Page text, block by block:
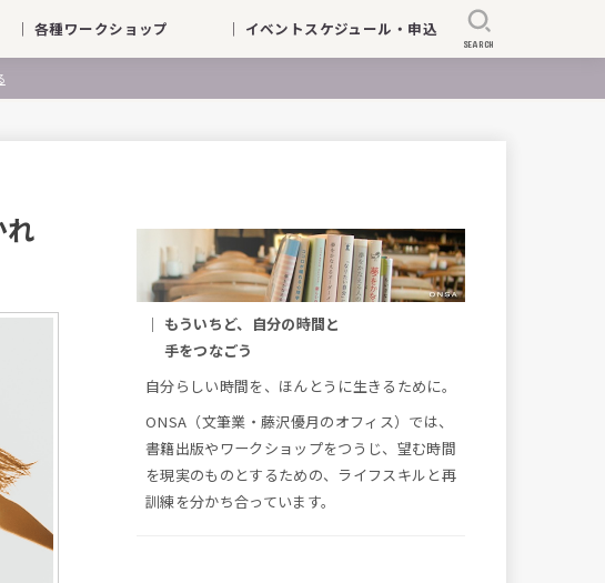
｜ 各種ワークショップ ｜ イベントスケジュール・申込
SEARCH
｜ もういちど、自分の時間と
手をつなごう
自分らしい時間を、ほんとうに生きるために。
ONSA（文筆業・藤沢優月のオフィス）では、
書籍出版やワークショップをつうじ、望む時間
を現実のものとするための、ライフスキルと再
訓練を分かち合っています。